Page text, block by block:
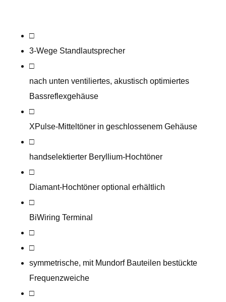
□
3-Wege Standlautsprecher
□
nach unten ventiliertes, akustisch optimiertes
Bassreflexgehäuse
□
XPulse-Mitteltöner in geschlossenem Gehäuse
□
handselektierte​r Beryllium-Hochtöner
□
Diamant-Hochtöner optional erhältlich
□
BiWiring Terminal
□
□
symmetrische, mit Mundorf Bauteilen bestückte
Frequenzweiche
□